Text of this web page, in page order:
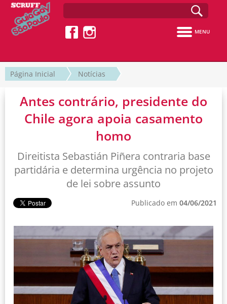
MENU
Página Inicial Notícias
Antes contrário, presidente do
Chile agora apoia casamento
homo
Direitista Sebastián Piñera contraria base
partidária e determina urgência no projeto
de lei sobre assunto
Publicado em 04/06/2021